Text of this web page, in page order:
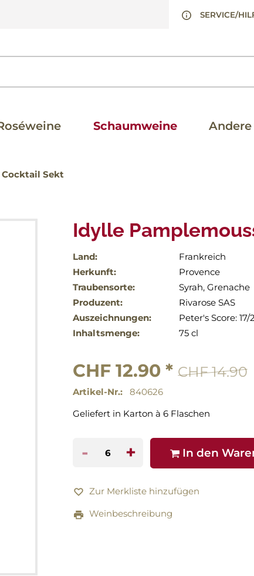
SERVICE/
Schaumweine
Sekt
Idylle
Land:
Frankreich
Herkunft:
Provence
Traubensorte:
Syrah, Grenache
Produzent:
Rivarose SAS
Auszeichnungen:
Peter's Score: 17/
Inhaltsmenge:
75 cl
CHF 12.90 * CHF 14.90
Artikel-Nr.:
840626
Geliefert in Karton à 6 Flaschen
- + In den
Zur Merkliste hinzufügen
Weinbeschreibung